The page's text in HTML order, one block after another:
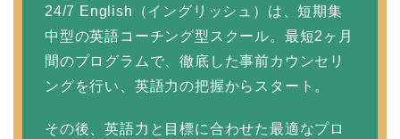
24/7 English（イングリッシュ）は、短期集
中型の英語コーチング型スクール。最短2ヶ月
間のプログラムで、徹底した事前カウンセリ
ングを行い、英語力の把握からスタート。
その後、英語力と目標に合わせた最適なプロ